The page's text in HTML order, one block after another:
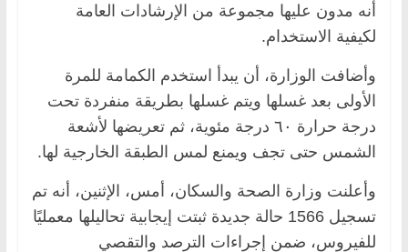
أنه مدون عليها مجموعة من الإرشادات العامة
لكيفية الاستخدام.
وأضافت الوزارة، أن يبدأ استخدم الكمامة للمرة
الأولى بعد غسلها ويتم غسلها بطريقة منفردة تحت
درجة حرارة ٦٠ درجة مئوية، ثم تعريضها لأشعة
الشمس حتى تجف ويمنع لمس الطبقة الخارجية لها.
وأعلنت وزارة الصحة والسكان، أمس، الإثنين، أنه تم
تسجيل 1566 حالة جديدة ثبتت إيجابية تحاليلها معمليًا
للفيروس، ضمن إجراءات الترصد والتقصي